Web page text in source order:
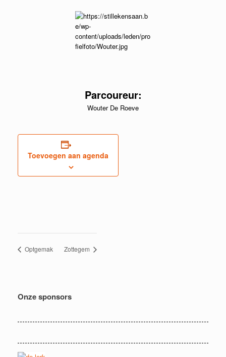
Parcoureur:
Wouter De Roeve
Toevoegen aan agenda
Optgemak Zottegem
Onze sponsors